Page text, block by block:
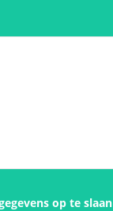
op te slaan